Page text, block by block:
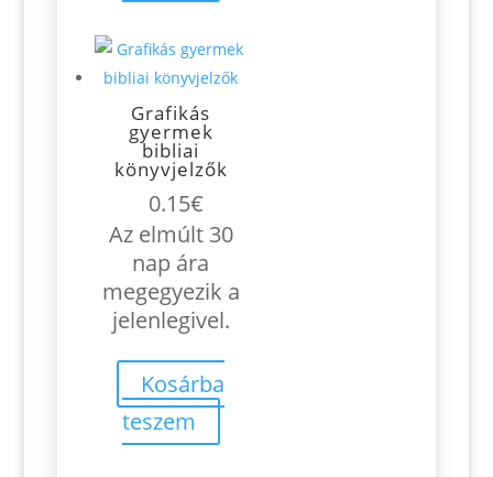
Grafikás
gyermek
bibliai
könyvjelzők
0.15€
Az elmúlt 30
nap ára
megegyezik a
jelenlegivel.
Kosárba
teszem